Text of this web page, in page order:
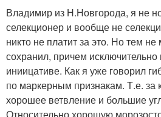
Владимир из Н.Новгорода, я не
селекционер и вообще не
никто не платит за это. Но тем
сохранил, причем исключительно
иниицативе. Как я уже говорил
по маркерным признакам. Т.е. за
хорошее ветвление и большие